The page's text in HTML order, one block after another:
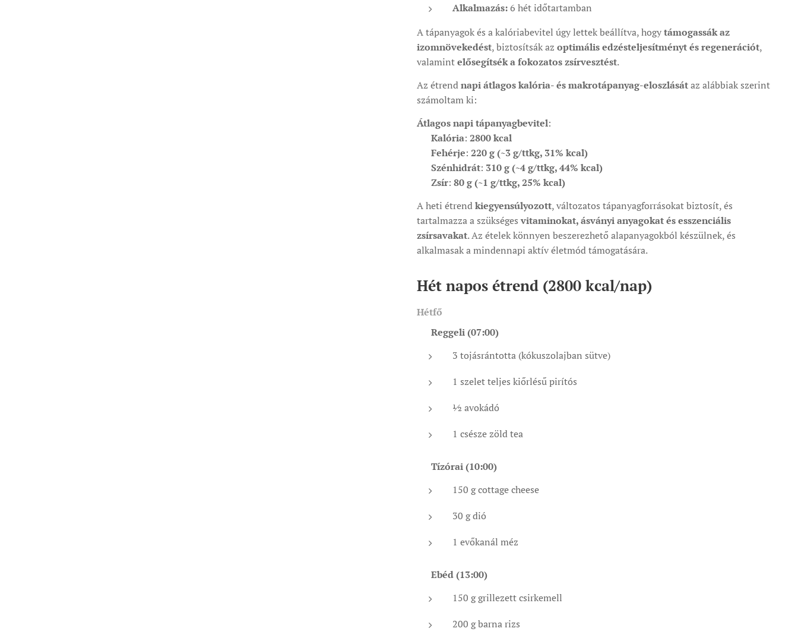
Alkalmazás:6 hét időtartamban
A tápanyagok és a kalóriabevitel úgy lettek beállítva, hogytámogassák az
izomnövekedést, biztosítsák az optimális edzésteljesítményt és regenerációt,
valamintelősegítsék a fokozatos zsírvesztést.
Az étrendnapi átlagos kalória- és makrotápanyag-eloszlásátaz alábbiak szerint
számoltam ki:
Átlagos napi tápanyagbevitel:
Kalória: 2800 kcal
Fehérje: 220 g (~3 g/ttkg, 31% kcal)
Szénhidrát: 310 g (~4 g/ttkg, 44% kcal)
Zsír: 80 g (~1 g/ttkg, 25% kcal)
A heti étrendkiegyensúlyozott, változatos tápanyagforrásokat biztosít, és
tartalmazza a szükségesvitaminokat, ásványi anyagokat és esszenciális
zsírsavakat. Az ételek könnyen beszerezhető alapanyagokból készülnek, és
alkalmasak a mindennapi aktív életmód támogatására.
Hét napos étrend (2800 kcal/nap)
Hétfő
Reggeli (07:00)
3 tojásrántotta (kókuszolajban sütve)
1 szelet teljes kiőrlésű pirítós
½ avokádó
1 csésze zöld tea
Tízórai (10:00)
150 g cottage cheese
30 g dió
1 evőkanál méz
Ebéd (13:00)
150 g grillezett csirkemell
200 g barna rizs